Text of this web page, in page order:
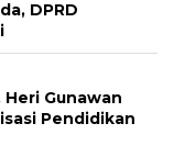
DPRD
Gunawan
Pendidikan